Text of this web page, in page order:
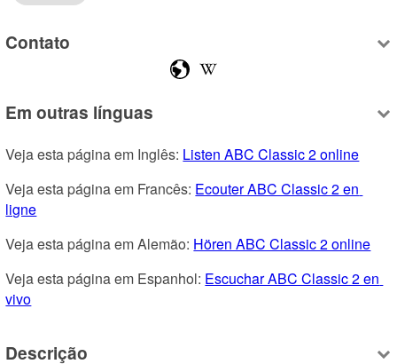
Contato
Em outras línguas
Veja esta página em Inglês: Listen ABC Classic 2 online
Veja esta página em Francês: Ecouter ABC Classic 2 en
ligne
Veja esta página em Alemão: Hören ABC Classic 2 online
Veja esta página em Espanhol: Escuchar ABC Classic 2 en
vivo
Descrição